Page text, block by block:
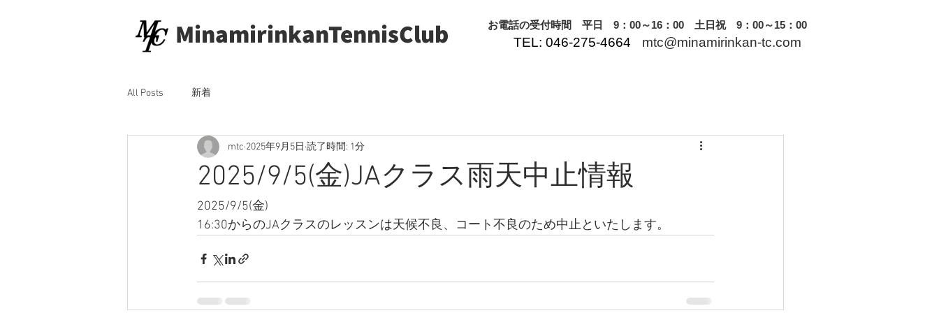
MinamirinkanTennisClub ​お電話の受付時間 平日 9：00～16：00 土日祝 9：00～15：00
TEL: 046-275-4664 mtc@minamirinkan-tc.com
All Posts 新着
2025/9/5(金)JAクラス雨天中止情報
mtc 2025年9月5日 読了時間: 1分
2025/9/5(金)
16:30からのJAクラスのレッスンは天候不良、コート不良のため中止といたします。